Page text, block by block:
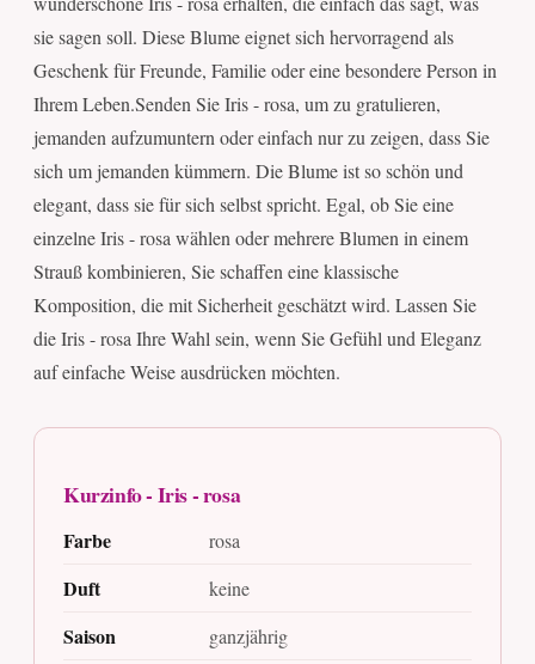
sie sagen soll. Diese Blume eignet sich hervorragend als
Geschenk für Freunde, Familie oder eine besondere Person in
Ihrem Leben.Senden Sie Iris - rosa, um zu gratulieren,
jemanden aufzumuntern oder einfach nur zu zeigen, dass Sie
sich um jemanden kümmern. Die Blume ist so schön und
elegant, dass sie für sich selbst spricht. Egal, ob Sie eine
einzelne Iris - rosa wählen oder mehrere Blumen in einem
Strauß kombinieren, Sie schaffen eine klassische
Komposition, die mit Sicherheit geschätzt wird. Lassen Sie
die Iris - rosa Ihre Wahl sein, wenn Sie Gefühl und Eleganz
auf einfache Weise ausdrücken möchten.
Kurzinfo - Iris - rosa
Farbe rosa
Duft keine
Saison ganzjährig